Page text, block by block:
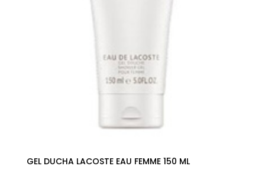
GEL DUCHA LACOSTE EAU FEMME 150 ML